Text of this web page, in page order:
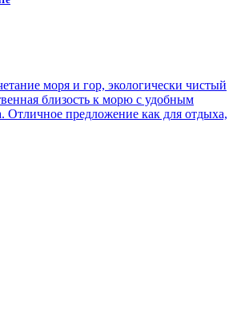
моря и гор, экологически чистый
близость к морю с удобным
Отличное предложение как для отдыха,